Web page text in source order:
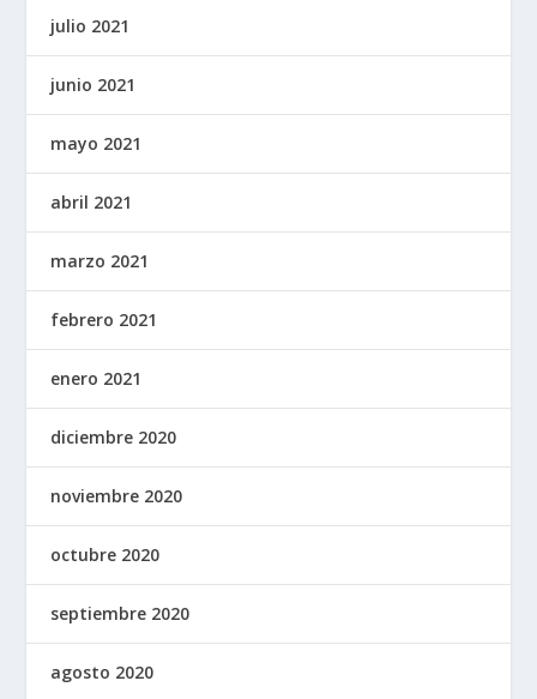
julio 2021
junio 2021
mayo 2021
abril 2021
marzo 2021
febrero 2021
enero 2021
diciembre 2020
noviembre 2020
octubre 2020
septiembre 2020
agosto 2020